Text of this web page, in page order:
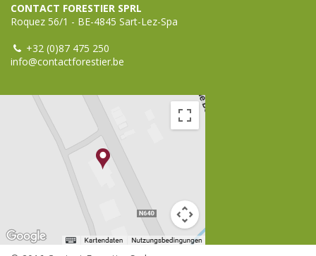
CONTACT FORESTIER SPRL
Roquez 56/1 - BE-4845 Sart-Lez-Spa
+32 (0)87 475 250
info@contactforestier.be